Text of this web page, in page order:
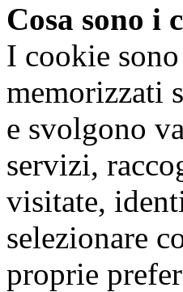
Cosa sono i
I cookie
memorizzati
e svolgono
servizi,
visitate,
selezionare
proprie